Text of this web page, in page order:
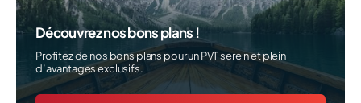
Découvrez nos bons plans !
Profitez de nos bons plans pour un PVT serein et plein
d’avantages exclusifs.